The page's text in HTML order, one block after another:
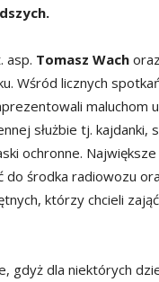
asp. Tomasz Wach
Wśród licznych
maluchom
służbie tj.
ochronne.
środka radiowozu
którzy chcieli
gdyż dla niektórych